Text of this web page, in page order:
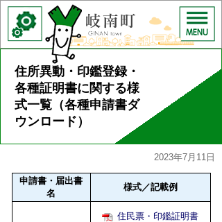
住所異動・印鑑登録・
各種証明書に関する様
式一覧（各種申請書ダ
ウンロード）
2023年7月11日
申請書・届出書
名
様式／記載例
住民票・印鑑証明書